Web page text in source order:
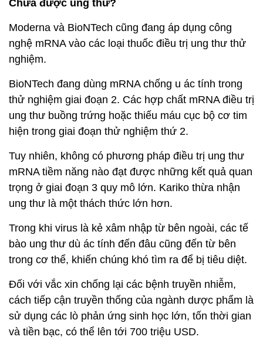
Chữa được ung thư?
Moderna và BioNTech cũng đang áp dụng công
nghệ mRNA vào các loại thuốc điều trị ung thư thử
nghiệm.
BioNTech đang dùng mRNA chống u ác tính trong
thử nghiệm giai đoạn 2. Các hợp chất mRNA điều trị
ung thư buồng trứng hoặc thiếu máu cục bộ cơ tim
hiện trong giai đoạn thử nghiệm thứ 2.
Tuy nhiên, không có phương pháp điều trị ung thư
mRNA tiềm năng nào đạt được những kết quả quan
trọng ở giai đoạn 3 quy mô lớn. Kariko thừa nhận
ung thư là một thách thức lớn hơn.
Trong khi virus là kẻ xâm nhập từ bên ngoài, các tế
bào ung thư dù ác tính đến đâu cũng đến từ bên
trong cơ thể, khiến chúng khó tìm ra để bị tiêu diệt.
Đối với vắc xin chống lại các bệnh truyền nhiễm,
cách tiếp cận truyền thống của ngành dược phẩm là
sử dụng các lò phản ứng sinh học lớn, tốn thời gian
và tiền bạc, có thể lên tới 700 triệu USD.